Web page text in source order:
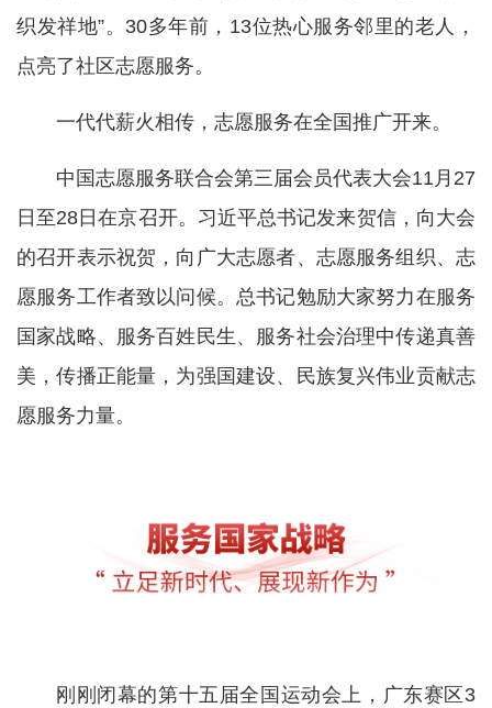
织发祥地”。30多年前，13位热心服务邻里的老人，
点亮了社区志愿服务。
一代代薪火相传，志愿服务在全国推广开来。
中国志愿服务联合会第三届会员代表大会11月27
日至28日在京召开。习近平总书记发来贺信，向大会
的召开表示祝贺，向广大志愿者、志愿服务组织、志
愿服务工作者致以问候。总书记勉励大家努力在服务
国家战略、服务百姓民生、服务社会治理中传递真善
美，传播正能量，为强国建设、民族复兴伟业贡献志
愿服务力量。
刚刚闭幕的第十五届全国运动会上，广东赛区3